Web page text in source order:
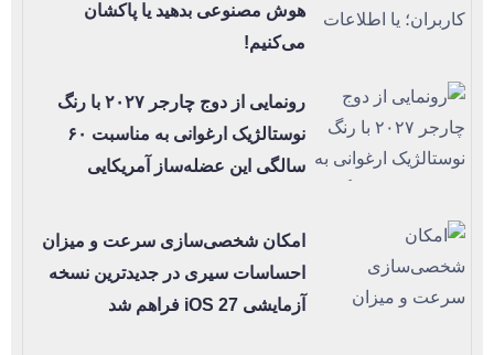
هوش مصنوعی بدهید یا پاکشان
می‌کنیم!
رونمایی از دوج چارجر ۲۰۲۷ با رنگ
نوستالژیک ارغوانی به مناسبت ۶۰
سالگی این عضله‌ساز آمریکایی
امکان شخصی‌سازی سرعت و میزان
احساسات سیری در جدیدترین نسخه
آزمایشی iOS 27 فراهم شد